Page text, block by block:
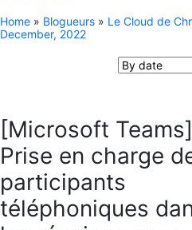
Home » Blogueurs » Le Cloud de
December, 2022
[Microsoft Teams]
Prise en charge
participants
téléphoniques